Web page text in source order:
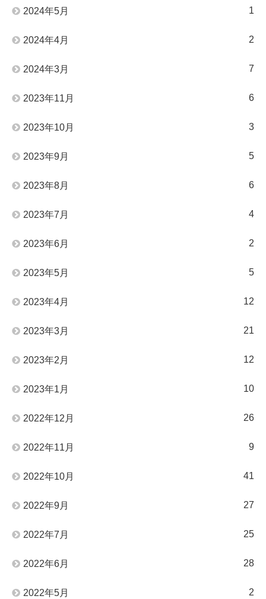
2024年5月 1
2024年4月 2
2024年3月 7
2023年11月 6
2023年10月 3
2023年9月 5
2023年8月 6
2023年7月 4
2023年6月 2
2023年5月 5
2023年4月 12
2023年3月 21
2023年2月 12
2023年1月 10
2022年12月 26
2022年11月 9
2022年10月 41
2022年9月 27
2022年7月 25
2022年6月 28
2022年5月 2